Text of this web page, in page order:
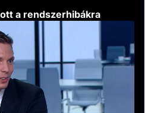
a rendszerhibákra